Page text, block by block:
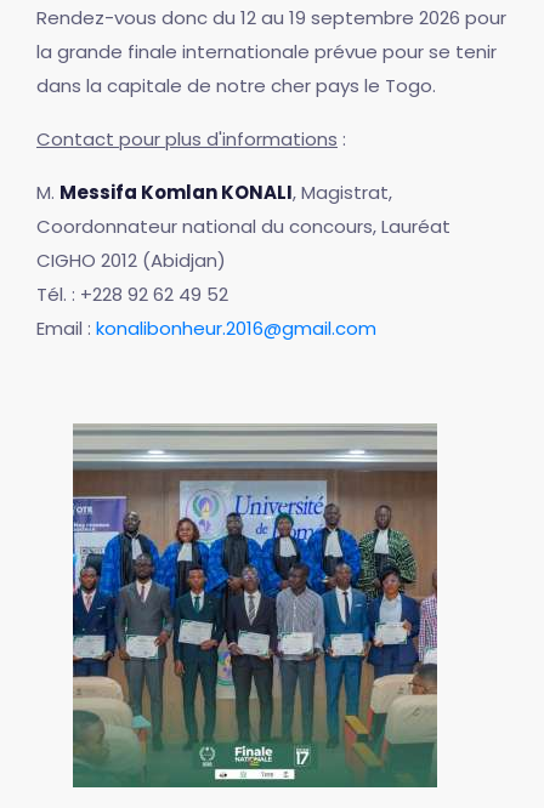
Rendez-vous donc du 12 au 19 septembre 2026 pour
la grande finale internationale prévue pour se tenir
dans la capitale de notre cher pays le Togo.
Contact pour plus d'informations :
M. Messifa Komlan KONALI, Magistrat,
Coordonnateur national du concours, Lauréat
CIGHO 2012 (Abidjan)
Tél. : +228 92 62 49 52
Email : konalibonheur.2016@gmail.com